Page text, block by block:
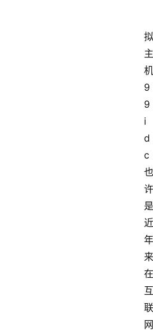
拟
主
机
9
9
i
d
c
也
许
是
近
年
来
在
互
联
网